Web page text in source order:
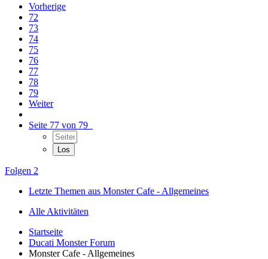
Vorherige
72
73
74
75
76
77
78
79
Weiter
Seite 77 von 79
Folgen 2
Letzte Themen aus Monster Cafe - Allgemeines
Alle Aktivitäten
Startseite
Ducati Monster Forum
Monster Cafe - Allgemeines